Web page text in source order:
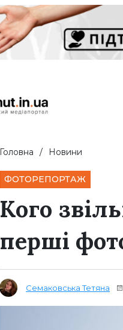
Головна Новини
ФОТОРЕПОРТАЖ
Кого
перші
Семаковська Тетяна